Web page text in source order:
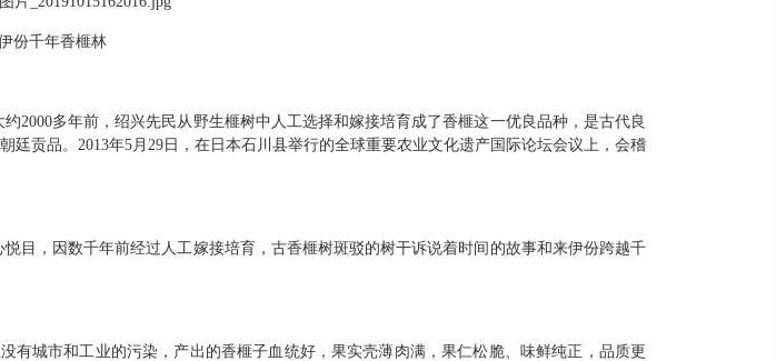
份千年香榧林
2000多年前，绍兴先民从野生榧树中人工选择和嫁接培育成了香榧这一优良品种，是古代良
贡品。2013年5月29日，在日本石川县举行的全球重要农业文化遗产国际论坛会议上，会稽
目，因数千年前经过人工嫁接培育，古香榧树斑驳的树干诉说着时间的故事和来伊份跨越千
有城市和工业的污染，产出的香榧子血统好，果实壳薄肉满，果仁松脆、味鲜纯正，品质更